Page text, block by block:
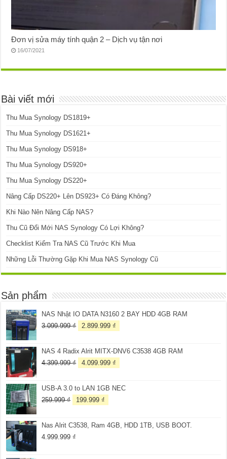
Đơn vị sửa máy tính quận 2 – Dịch vụ tận nơi
16/07/2021
Bài viết mới
Thu Mua Synology DS1819+
Thu Mua Synology DS1621+
Thu Mua Synology DS918+
Thu Mua Synology DS920+
Thu Mua Synology DS220+
Nâng Cấp DS220+ Lên DS923+ Có Đáng Không?
Khi Nào Nên Nâng Cấp NAS?
Thu Cũ Đổi Mới NAS Synology Có Lợi Không?
Checklist Kiểm Tra NAS Cũ Trước Khi Mua
Những Lỗi Thường Gặp Khi Mua NAS Synology Cũ
Sản phẩm
NAS Nhật IO DATA N3160 2 BAY HDD 4GB RAM
3.099.999₫
Giá
3.099.999 ₫.
2.899.999 ₫
là:
NAS 4 Radix Alrit MITX-DNV6 C3538 4GB RAM
4.399.999₫
Giá
4.399.999 ₫.
4.099.999 ₫
là:
USB-A 3.0 to LAN 1GB NEC
259.999₫
Giá
259.999 ₫.
199.999 ₫
là:
Nas Alrit C3538, Ram 4GB, HDD 1TB, USB BOOT.
4.999.999 ₫